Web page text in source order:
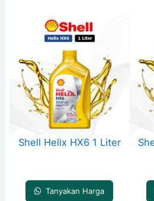
Shell Helix HX6 1 Liter
Tanyakan Harga